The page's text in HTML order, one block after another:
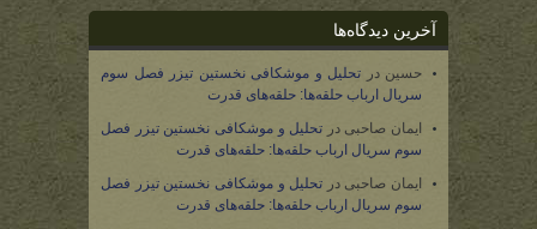
آخرین دیدگاه‌ها
حسین در تحلیل و موشکافی نخستین تیزر فصل سوم
سریال ارباب حلقه‌ها: حلقه‌های قدرت
ایمان صاحبی در تحلیل و موشکافی نخستین تیزر فصل
سوم سریال ارباب حلقه‌ها: حلقه‌های قدرت
ایمان صاحبی در تحلیل و موشکافی نخستین تیزر فصل
سوم سریال ارباب حلقه‌ها: حلقه‌های قدرت